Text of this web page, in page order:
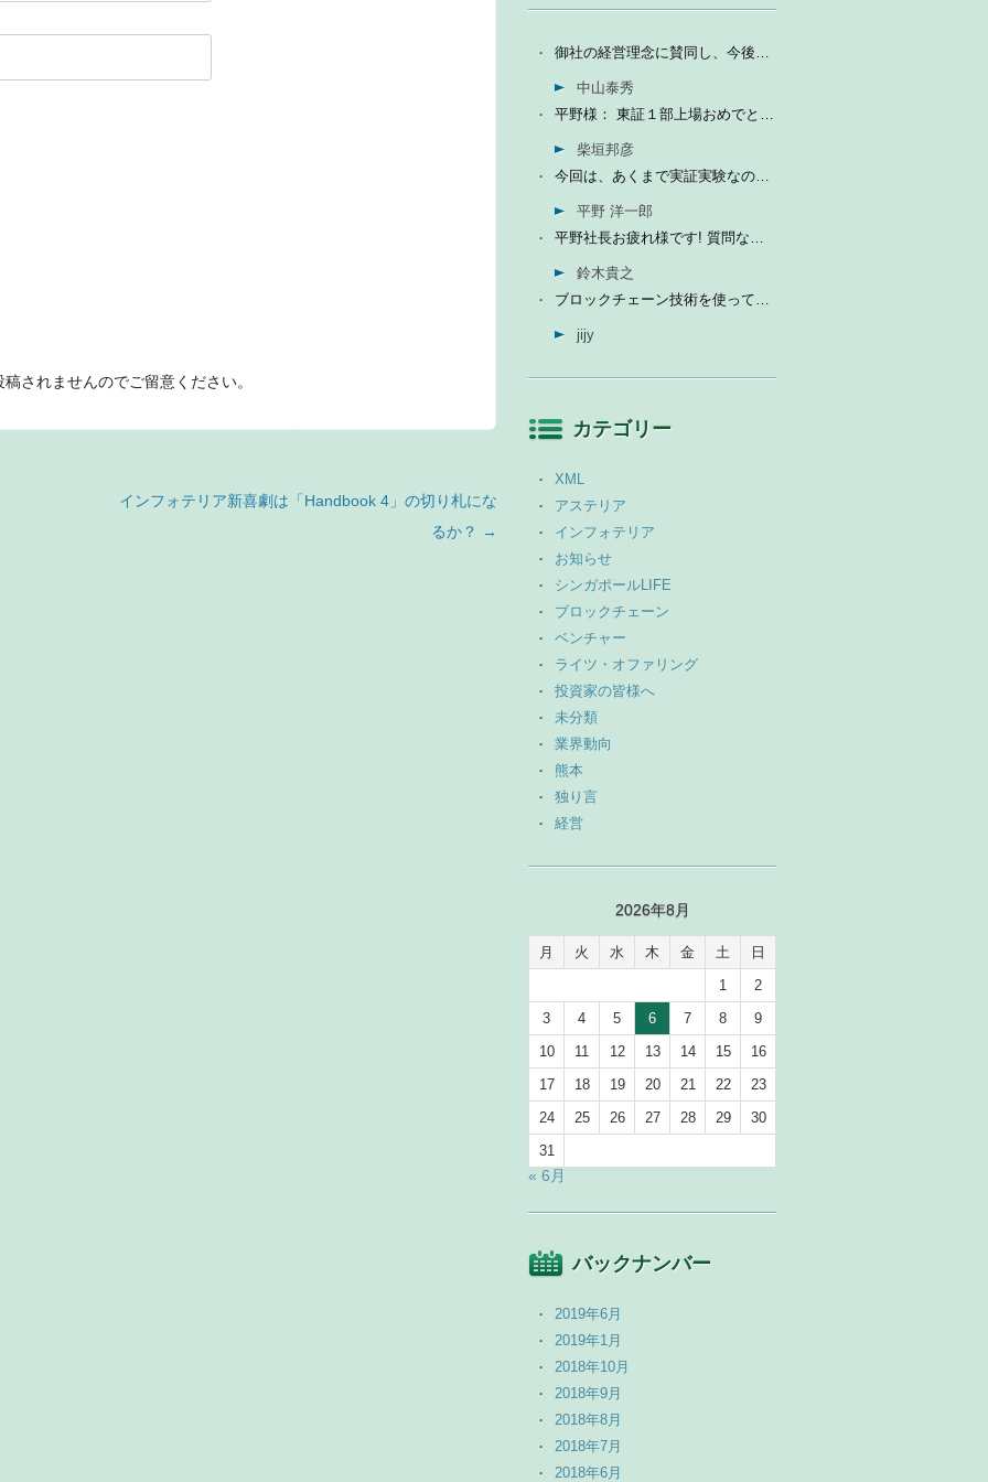
されませんのでご留意ください。
インフォテリア新喜劇は「Handbook 4」の切り札にな
るか？ →
御社の経営理念に賛同し、今後の成長を期待して今日微量なが...
中山泰秀
平野様： 東証１部上場おめでとうございます。ひとえに平...
柴垣邦彦
今回は、あくまで実証実験なので、当社の売上に関しては未定...
平野 洋一郎
平野社長お疲れ様です! 質問なんですが、インフォテリアはソ...
鈴木貴之
ブロックチェーン技術を使って、現状それなりに触れる機会が...
jijy
カテゴリー
XML
アステリア
インフォテリア
お知らせ
シンガポールLIFE
ブロックチェーン
ベンチャー
ライツ・オファリング
投資家の皆様へ
未分類
業界動向
熊本
独り言
経営
2026年8月
月 火 水 木 金 土
日
1
2
3
4 5 6 7 8
9
10
11 12 13 14 15
16
17
18 19 20 21 22
23
24
25 26 27 28 29
30
31
« 6月
バックナンバー
2019年6月
2019年1月
2018年10月
2018年9月
2018年8月
2018年7月
2018年6月